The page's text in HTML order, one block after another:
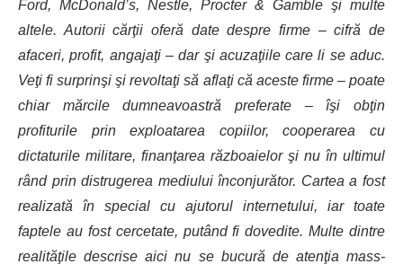
Ford, McDonald’s, Nestle, Procter & Gamble şi multe
altele. Autorii cărţii oferă date despre firme – cifră de
afaceri, profit, angajaţi – dar şi acuzaţiile care li se aduc.
Veţi fi surprinşi şi revoltaţi să aflaţi că aceste firme – poate
chiar mărcile dumneavoastră preferate – îşi obţin
profiturile prin exploatarea copiilor, cooperarea cu
dictaturile militare, finanţarea războaielor şi nu în ultimul
rând prin distrugerea mediului înconjurător. Cartea a fost
realizată în special cu ajutorul internetului, iar toate
faptele au fost cercetate, putând fi dovedite. Multe dintre
realităţile descrise aici nu se bucură de atenţia mass-